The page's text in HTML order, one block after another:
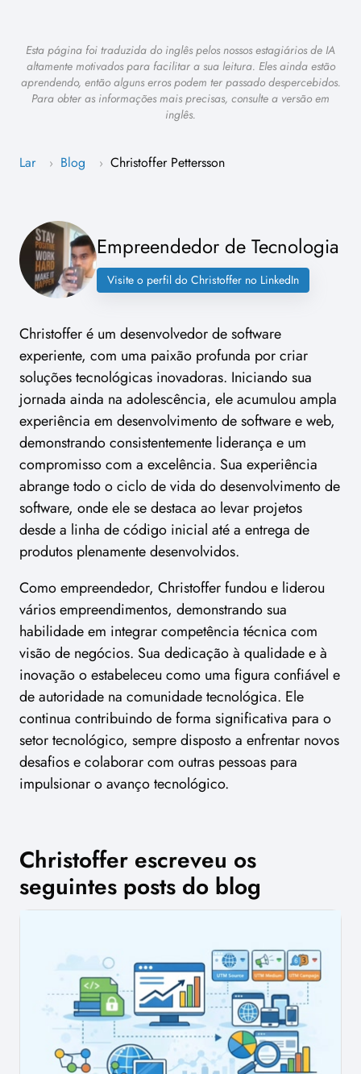
Esta página foi traduzida do inglês pelos nossos estagiários de IA
altamente motivados para facilitar a sua leitura. Eles ainda estão
aprendendo, então alguns erros podem ter passado despercebidos.
Para obter as informações mais precisas, consulte a versão em
inglês.
Lar › Blog › Christoffer Pettersson
Empreendedor de Tecnologia
Visite o perfil do Christoffer no LinkedIn
Christoffer é um desenvolvedor de software
experiente, com uma paixão profunda por criar
soluções tecnológicas inovadoras. Iniciando sua
jornada ainda na adolescência, ele acumulou ampla
experiência em desenvolvimento de software e web,
demonstrando consistentemente liderança e um
compromisso com a excelência. Sua experiência
abrange todo o ciclo de vida do desenvolvimento de
software, onde ele se destaca ao levar projetos
desde a linha de código inicial até a entrega de
produtos plenamente desenvolvidos.
Como empreendedor, Christoffer fundou e liderou
vários empreendimentos, demonstrando sua
habilidade em integrar competência técnica com
visão de negócios. Sua dedicação à qualidade e à
inovação o estabeleceu como uma figura confiável e
de autoridade na comunidade tecnológica. Ele
continua contribuindo de forma significativa para o
setor tecnológico, sempre disposto a enfrentar novos
desafios e colaborar com outras pessoas para
impulsionar o avanço tecnológico.
Christoffer escreveu os
seguintes posts do blog